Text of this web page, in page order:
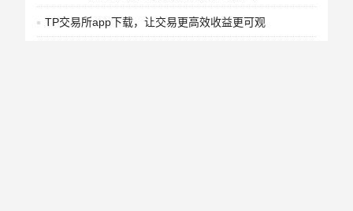
TP交易所app下载，让交易更高效收益更可观